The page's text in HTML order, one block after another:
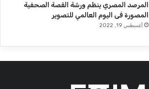
المرصد المصري ينظم ورشة القصة الصحفية
المصورة فى اليوم العالمي للتصوير
أغسطس 19, 2022